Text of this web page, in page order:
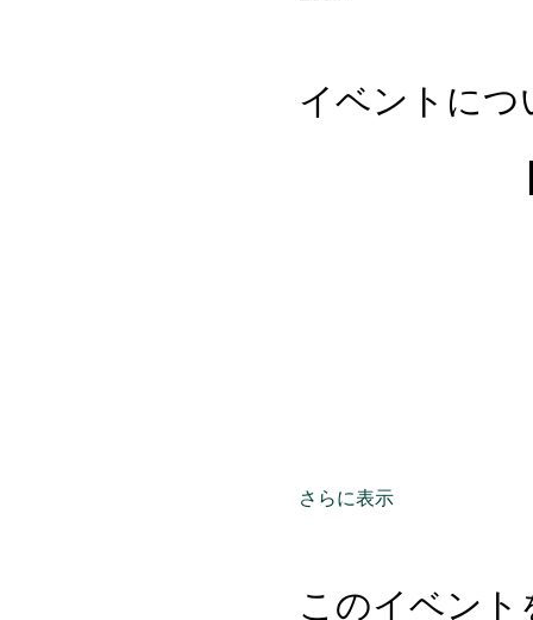
イベントにつ
さらに表示
このイベント